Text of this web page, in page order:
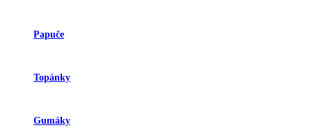
Papuče
Topánky
Gumáky